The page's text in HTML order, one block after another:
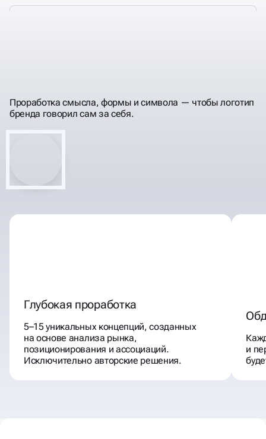
В ДИЗАЙН, КОТОРЫЙ
ТОЧНО СРАБОТАЕТ
Проработка смысла, формы и символа — чтобы логотип
бренда говорил сам за себя.
Глубокая проработка
5–15 уникальных концепций, созданных
на основе анализа рынка,
позиционирования и ассоциаций.
Исключительно авторские решения.
и